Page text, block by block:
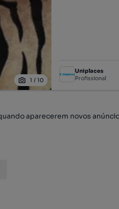
1 /10
Uniplaces
Profissional
aparecerem novos